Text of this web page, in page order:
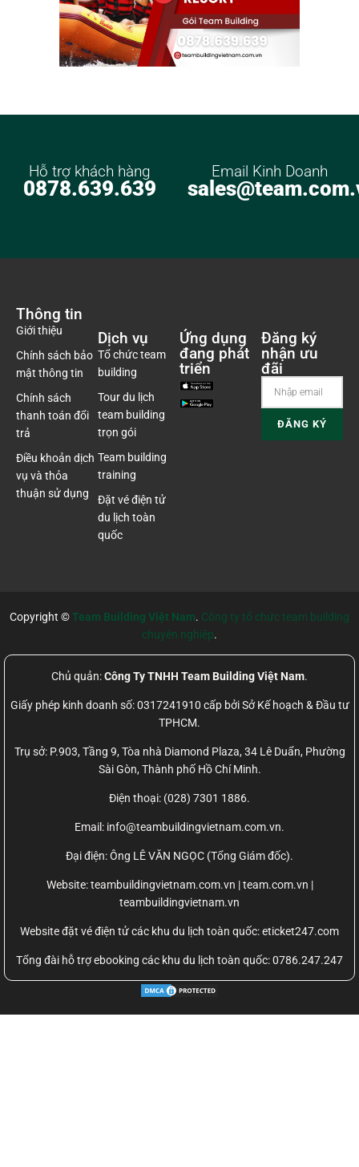
Hỗ trợ khách hàng
0878.639.639
Email Kinh Doanh
Thông tin
Giới thiệu
Chính sách bảo
mật thông tin
Chính sách
thanh toán đổi
trả
Điều khoản dịch
vụ và thỏa
thuận sử dụng
Dịch vụ
Tổ chức team
building
Tour du lịch
team building
trọn gói
Team building
training
Đặt vé điện tử
du lịch toàn
quốc
Ứng dụng
đang phát
triển
Đăng ký
nhận ưu
đãi
Copyright ©Team Building Việt Nam. Công ty tổ chức team building
chuyên nghiệp.
Chủ quản:Công Ty TNHH Team Building Việt Nam.
Giấy phép kinh doanh số: 0317241910 cấp bởi Sở Kế hoạch & Đầu tư
TPHCM.
Trụ sở: P.903, Tầng 9, Tòa nhà Diamond Plaza, 34 Lê Duẩn, Phường
Sài Gòn, Thành phố Hồ Chí Minh.
Điện thoại: (028) 7301 1886.
Email: info@teambuildingvietnam.com.vn.
Đại điện: Ông LÊ VĂN NGỌC (Tổng Giám đốc).
Website:teambuildingvietnam.com.vn | team.com.vn |
teambuildingvietnam.vn
Website đặt vé điện tử các khu du lịch toàn quốc: eticket247.com
Tổng đài hỗ trợ ebooking các khu du lịch toàn quốc: 0786.247.247